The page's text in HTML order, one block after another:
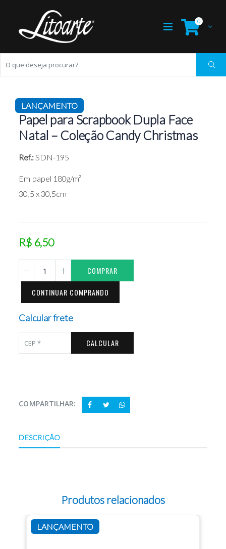
0
LANÇAMENTO
Papel para Scrapbook Dupla Face
Natal – Coleção Candy Christmas
Ref.:SDN-195
Em papel 180g/m²
30,5 x 30,5cm
R$ 6,50
COMPRAR
CONTINUAR COMPRANDO
Calcular frete
CALCULAR
COMPARTILHAR:
DESCRIÇÃO
Produtos relacionados
LANÇAMENTO